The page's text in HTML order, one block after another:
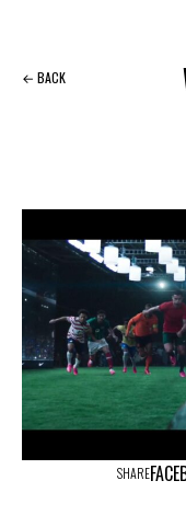
← BACK
SHARE